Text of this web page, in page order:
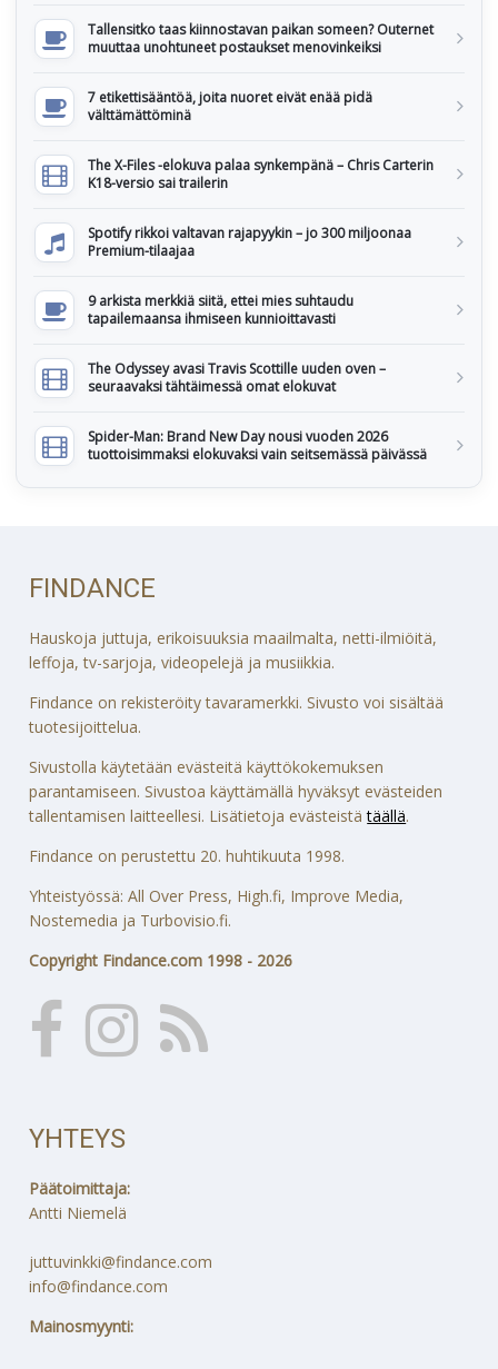
Tallensitko taas kiinnostavan paikan someen? Outernet
muuttaa unohtuneet postaukset menovinkeiksi
7 etikettisääntöä, joita nuoret eivät enää pidä
välttämättöminä
The X-Files -elokuva palaa synkempänä – Chris Carterin
K18-versio sai trailerin
Spotify rikkoi valtavan rajapyykin – jo 300 miljoonaa
Premium-tilaajaa
9 arkista merkkiä siitä, ettei mies suhtaudu
tapailemaansa ihmiseen kunnioittavasti
The Odyssey avasi Travis Scottille uuden oven –
seuraavaksi tähtäimessä omat elokuvat
Spider-Man: Brand New Day nousi vuoden 2026
tuottoisimmaksi elokuvaksi vain seitsemässä päivässä
FINDANCE
Hauskoja juttuja, erikoisuuksia maailmalta, netti-ilmiöitä,
leffoja, tv-sarjoja, videopelejä ja musiikkia.
Findance on rekisteröity tavaramerkki. Sivusto voi sisältää
tuotesijoittelua.
Sivustolla käytetään evästeitä käyttökokemuksen
parantamiseen. Sivustoa käyttämällä hyväksyt evästeiden
tallentamisen laitteellesi. Lisätietoja evästeistätäällä.
Findance on perustettu 20. huhtikuuta 1998.
Yhteistyössä: All Over Press, High.fi, Improve Media,
Nostemedia ja Turbovisio.fi.
Copyright Findance.com 1998 - 2026
YHTEYS
Päätoimittaja:
Antti Niemelä
juttuvinkki@findance.com
info@findance.com
Mainosmyynti: